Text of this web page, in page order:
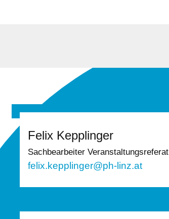
Felix Kepplinger
Sachbearbeiter Veranstaltungsreferat
felix.kepplinger@ph-linz.at